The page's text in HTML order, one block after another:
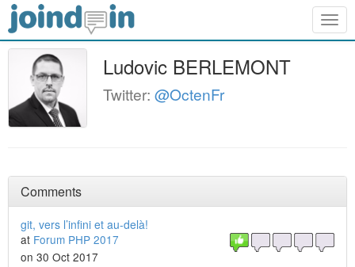
Ludovic BERLEMONT
Twitter: @OctenFr
Comments
git, vers l’infini et au-delà!
at Forum PHP 2017
on 30 Oct 2017